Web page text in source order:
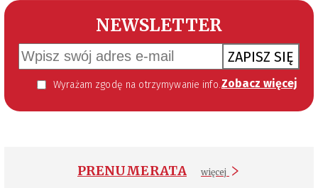
NEWSLETTER
ZAPISZ SIĘ
Wyrażam zgodę na otrzymywanie informacji handlowej kierowanej do mnie za pomocą środków komunikacji elektronicznej w szczególności poczty elektronicznej zgodnie z przepisem art. 10 ust 2 ustawy z dnia 18 lipca 2002 roku o świadczeniu usług drogą elektroniczną (Dz. U. 144 z 2002 r. poz. 1204). Zgoda jest dobrowolna, jednak jej wyrażenie jest konieczne, aby otrzymywać newsletter. Zobacz więcej
PRENUMERATA więcej